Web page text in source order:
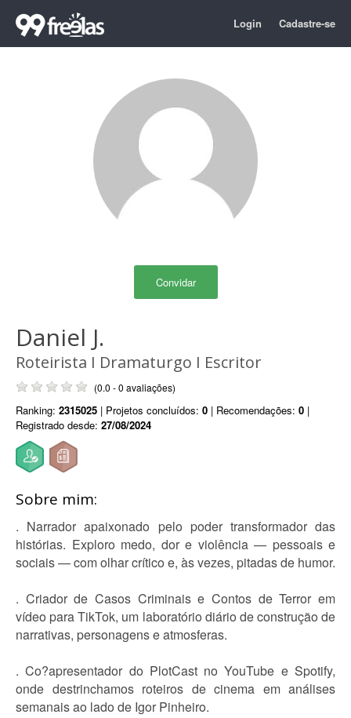
Login Cadastre-se
Convidar
Daniel J.
Roteirista I Dramaturgo I Escritor
(0.0 - 0 avaliações)
Ranking: 2315025 | Projetos concluídos: 0 | Recomendações: 0 |
Registrado desde: 27/08/2024
Sobre mim:
. Narrador apaixonado pelo poder transformador das
histórias. Exploro medo, dor e violência — pessoais e
sociais — com olhar crítico e, às vezes, pitadas de humor.
. Criador de Casos Criminais e Contos de Terror em
vídeo para TikTok, um laboratório diário de construção de
narrativas, personagens e atmosferas.
. Co?apresentador do PlotCast no YouTube e Spotify,
onde destrinchamos roteiros de cinema em análises
semanais ao lado de Igor Pinheiro.